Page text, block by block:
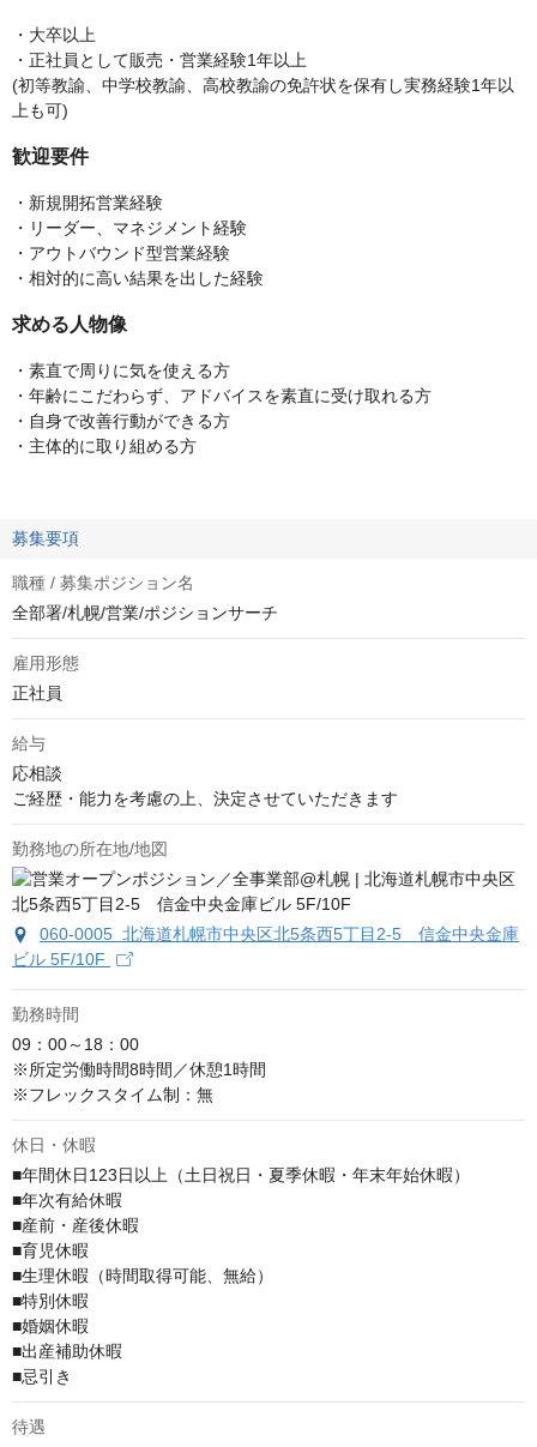
・大卒以上
・正社員として販売・営業経験1年以上
(初等教諭、中学校教諭、高校教諭の免許状を保有し実務経験1年以
上も可)
歓迎要件
・新規開拓営業経験
・リーダー、マネジメント経験
・アウトバウンド型営業経験
・相対的に高い結果を出した経験
求める人物像
・素直で周りに気を使える方
・年齢にこだわらず、アドバイスを素直に受け取れる方
・自身で改善行動ができる方
・主体的に取り組める方
募集要項
職種 / 募集ポジション名
全部署/札幌/営業/ポジションサーチ
雇用形態
正社員
給与
応相談
ご経歴・能力を考慮の上、決定させていただきます
勤務地の所在地/地図
060-0005 北海道札幌市中央区北5条西5丁目2-5 信金中央金庫
ビル 5F/10F
勤務時間
09：00～18：00
※所定労働時間8時間／休憩1時間
※フレックスタイム制：無
休日・休暇
■年間休日123日以上（土日祝日・夏季休暇・年末年始休暇）
■年次有給休暇
■産前・産後休暇
■育児休暇
■生理休暇（時間取得可能、無給）
■特別休暇
■婚姻休暇
■出産補助休暇
■忌引き
待遇